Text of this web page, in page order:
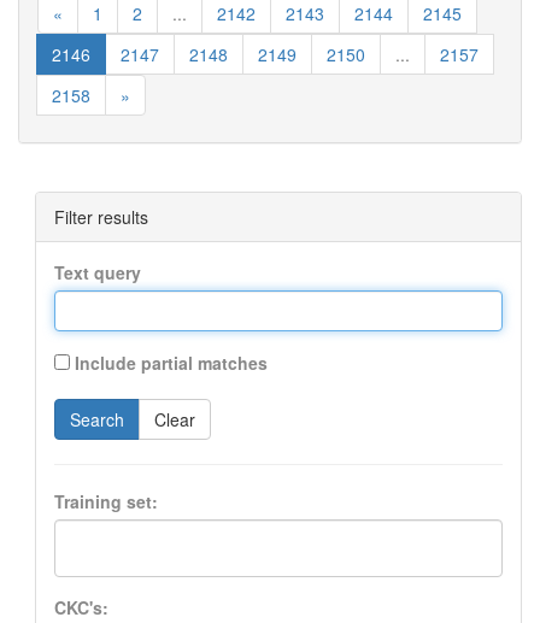
« 1 2 ... 2142 2143 2144
2145
2146
2147 2148 2149 2150 ...
2157
2158
»
Filter results
Text query
Include partial matches
Search Clear
Training set:
CKC's: